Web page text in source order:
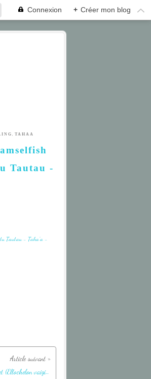
Connexion + Créer mon blog
, TAHAA
Tautau -
Mulet à queue carrée, Squaretail mullet (Ellochelon vaigiensis) - Jardin de Corail - Motu Tautau - Taha'a - Polynésie française